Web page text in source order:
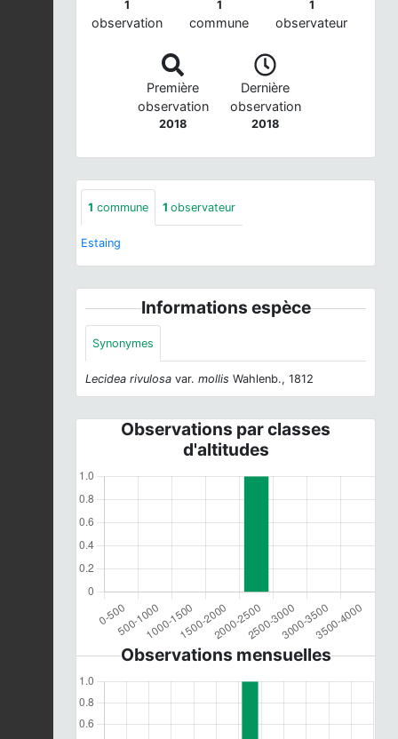
1
observation
1
commune
1
observateur
Première
observation
2018
Dernière
observation
2018
1 commune 1 observateur
Estaing
Informations espèce
Synonymes
Lecidea rivulosa var. mollis Wahlenb., 1812
Observations par classes
d'altitudes
Observations mensuelles